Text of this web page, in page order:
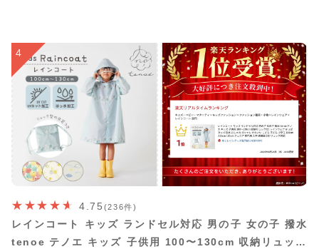
4
4.75 (236件)
レインコート キッズ ランドセル対応 男の子 女の子 撥水
tenoe テノエ キッズ 子供用 100〜130cm 収納リュック